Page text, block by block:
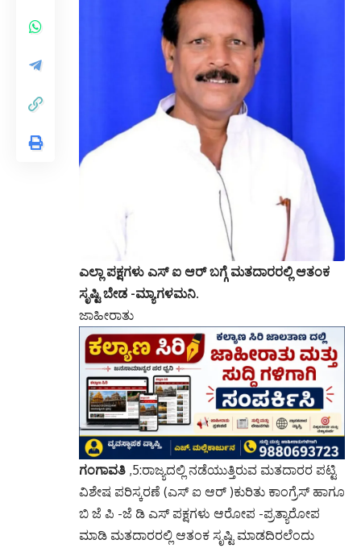
ಎಲ್ಲಾ ಪಕ್ಷಗಳು ಎಸ್ ಐ ಆರ್ ಬಗ್ಗೆ ಮತದಾರರಲ್ಲಿ ಆತಂಕ
ಸೃಷ್ಟಿ ಬೇಡ -ಮ್ಯಾಗಳಮನಿ.
ಜಾಹೀರಾತು
ಗಂಗಾವತಿ ,5:ರಾಜ್ಯದಲ್ಲಿ ನಡೆಯುತ್ತಿರುವ ಮತದಾರರ ಪಟ್ಟಿ
ವಿಶೇಷ ಪರಿಸ್ಕರಣೆ (ಎಸ್ ಐ ಆರ್ )ಕುರಿತು ಕಾಂಗ್ರೆಸ್ ಹಾಗೂ
ಬಿ ಜೆ ಪಿ -ಜೆ ಡಿ ಎಸ್ ಪಕ್ಷಗಳು ಆರೋಪ -ಪ್ರತ್ಯಾರೋಪ
ಮಾಡಿ ಮತದಾರರಲ್ಲಿ ಆತಂಕ ಸೃಷ್ಟಿ ಮಾಡದಿರಲೆಂದು